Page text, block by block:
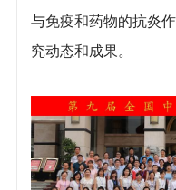
与免疫和药物的抗炎
究动态和成果。